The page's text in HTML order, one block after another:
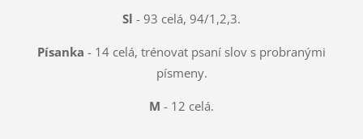
Sl - 93 celá, 94/1,2,3.
Písanka - 14 celá, trénovat psaní slov s probranými
písmeny.
M - 12 celá.